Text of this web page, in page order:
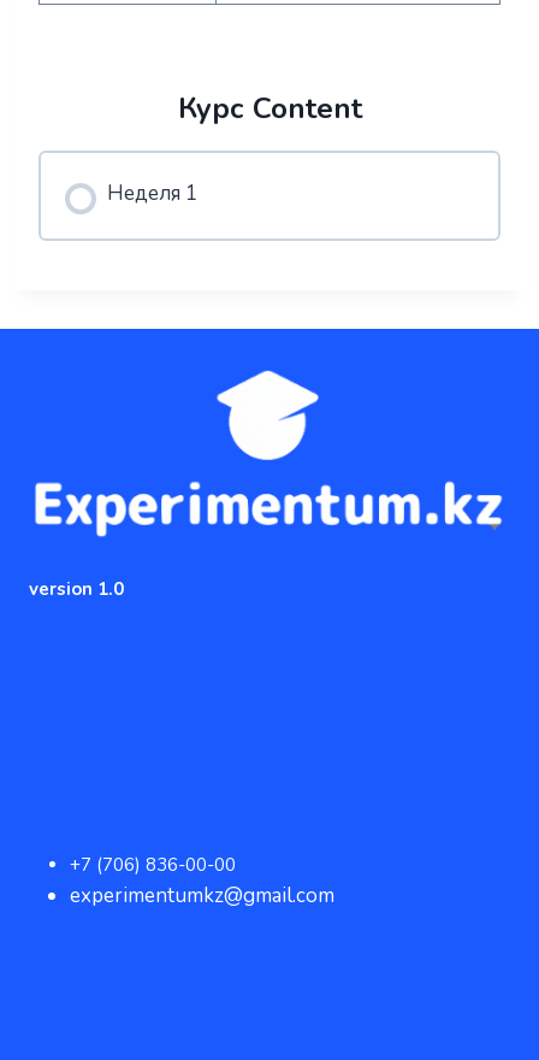
Курс Content
Неделя 1
version 1.0
+7 (706) 836-00-00
experimentumkz@gmail.com